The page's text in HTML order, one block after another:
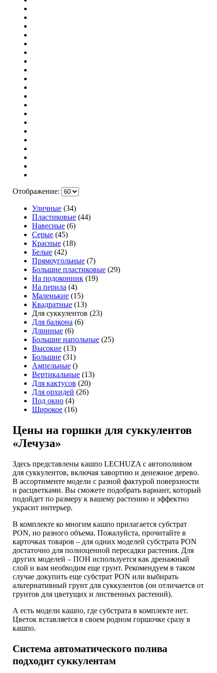
Отображение:
Уличные(34)
Пластиковые(44)
Навесные(6)
Серые(45)
Красные(18)
Белые(42)
Прямоугольные(7)
Большие пластиковые(29)
На подоконник(19)
На перила (4)
Маленькие(15)
Квадратные(13)
Для суккулентов (23)
Для балкона (6)
Длинные(6)
Большие напольные(25)
Высокие(13)
Большие(31)
Ампельные()
Вертикальные(13)
Для кактусов (20)
Для орхидей (26)
Под окно(4)
Широкое(16)
Цены на горшки для суккулентов
«Лечуза»
Здесь представлены кашпо LECHUZA с автополивом
для суккулентов, включая хавортию и денежное дерево.
В ассортименте модели с разной фактурой поверхности
и расцветками. Вы сможете подобрать вариант, который
подойдет по размеру к вашему растению и эффектно
украсит интерьер.
В комплекте ко многим кашпо прилагается субстрат
PON, но разного объема. Пожалуйста, прочитайте в
карточках товаров – для одних моделей субстрата PON
достаточно для полноценной пересадки растения. Для
других моделей – ПОН используется как дренажный
слой и вам необходим еще грунт. Рекомендуем в таком
случае докупить еще субстрат PON или выбирать
альтернативный грунт для суккулентов (он отличается от
грунтов для цветущих и лиственных растений).
А есть модели кашпо, где субстрата в комплекте нет.
Цветок вставляется в своем родном горшочке сразу в
кашпо.
Система автоматического полива
подходит суккулентам